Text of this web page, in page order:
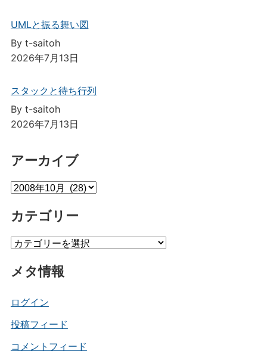
UMLと振る舞い図
By t-saitoh
2026年7月13日
スタックと待ち行列
By t-saitoh
2026年7月13日
アーカイブ
ア
カ
ブ
カテゴリー
カ
ゴ
ー
メタ情報
ログイン
投稿フィード
コメントフィード